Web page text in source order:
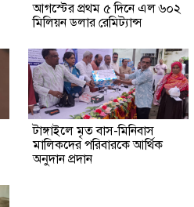
আগস্টের প্রথম ৫ দিনে এল ৬০২
মিলিয়ন ডলার রেমিট্যান্স
টাঙ্গাইলে মৃত বাস-মিনিবাস
মালিকদের পরিবারকে আর্থিক
অনুদান প্রদান